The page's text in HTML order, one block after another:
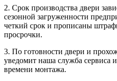
2. Срок производства двери
сезонной загруженности
четкий срок и прописаны
просрочки.
3. По готовности двери и
уведомит наша служба сервиса
времени монтажа.